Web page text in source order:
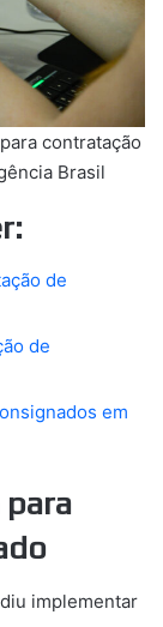
contratação
Brasil
de
de
em
implementar